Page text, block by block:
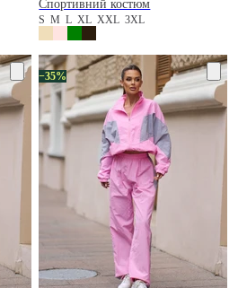
Спортивний костюм
SMLXLXXL3XL
−35%